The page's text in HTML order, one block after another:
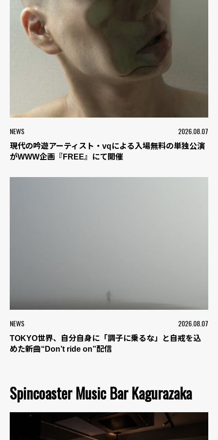
NEWS 2026.08.07
現代の吟遊アーティスト・vqによる入場無料の単独公演
がWWW企画『FREE』にて開催
NEWS 2026.08.07
TOKYO世界、自分自身に「調子に乗るな」と自戒を込
めた新曲“Don’t ride on”配信
Spincoaster Music Bar Kagurazaka